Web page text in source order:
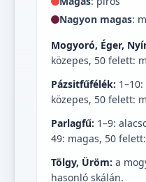
Nagyon magas:
Mogyoró, Éger,
közepes, 50 felett:
Pázsitfűfélék:
közepes, 50 felett:
Parlagfű: 1–9:
49: magas, 50
Tölgy, Üröm: a
hasonló skálán.